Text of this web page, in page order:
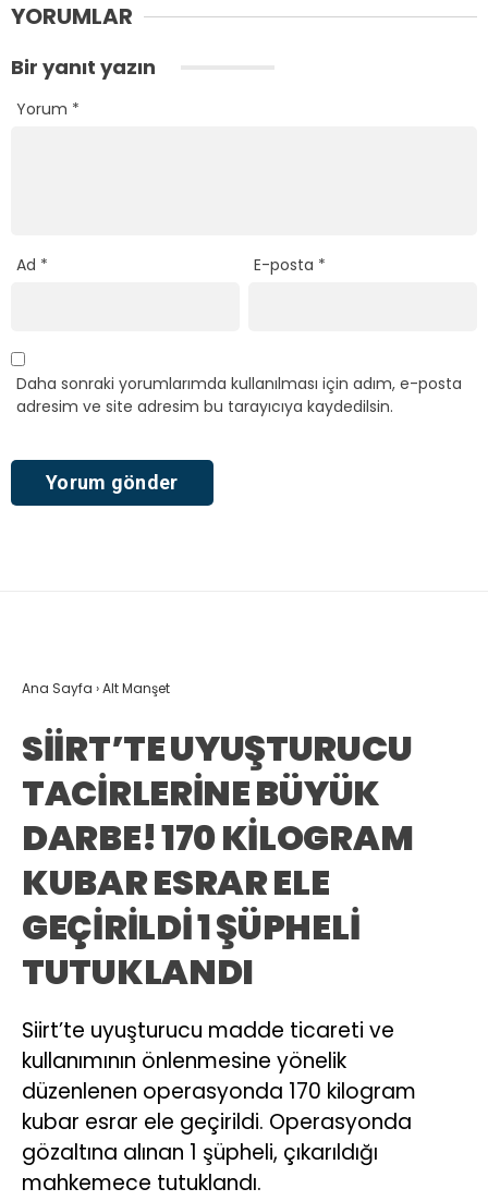
YORUMLAR
Bir yanıt yazın
Yorum *
Ad * E-posta *
Daha sonraki yorumlarımda kullanılması için adım, e-posta
adresim ve site adresim bu tarayıcıya kaydedilsin.
Ana Sayfa ›Alt Manşet
SİİRT’TE UYUŞTURUCU
TACİRLERİNE BÜYÜK
DARBE! 170 KİLOGRAM
KUBAR ESRAR ELE
GEÇİRİLDİ 1 ŞÜPHELİ
TUTUKLANDI
Siirt’te uyuşturucu madde ticareti ve
kullanımının önlenmesine yönelik
düzenlenen operasyonda 170 kilogram
kubar esrar ele geçirildi. Operasyonda
gözaltına alınan 1 şüpheli, çıkarıldığı
mahkemece tutuklandı.